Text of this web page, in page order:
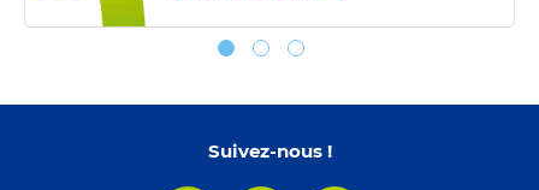
Suivez-nous !